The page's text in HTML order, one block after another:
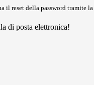
il reset della password tramite la
di posta elettronica!